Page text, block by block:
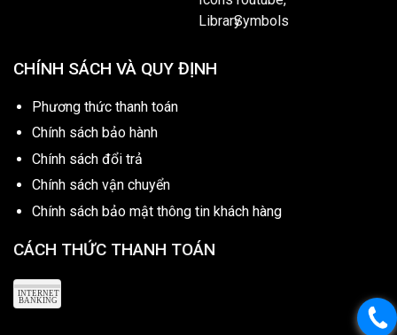
CHÍNH SÁCH VÀ QUY ĐỊNH
Phương thức thanh toán
Chính sách bảo hành
Chính sách đổi trả
Chính sách vận chuyển
Chính sách bảo mật thông tin khách hàng
CÁCH THỨC THANH TOÁN